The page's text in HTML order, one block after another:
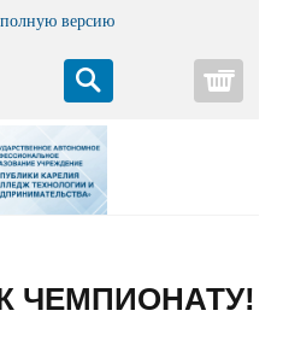
версию
ЧЕМПИОНАТУ!